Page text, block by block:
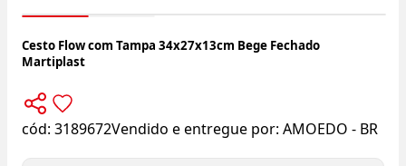
Cesto Flow com Tampa 34x27x13cm Bege Fechado
Martiplast
cód: 3189672Vendido e entregue por: AMOEDO - BR